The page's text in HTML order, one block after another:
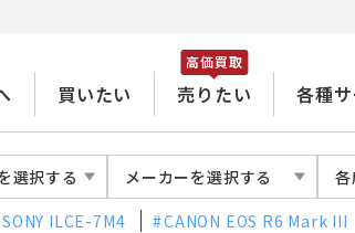
買いたい 売りたい
高価買取
各種
選択する メーカーを選択する 各
SONY ILCE-7M4 CANON EOS R6 Mark III